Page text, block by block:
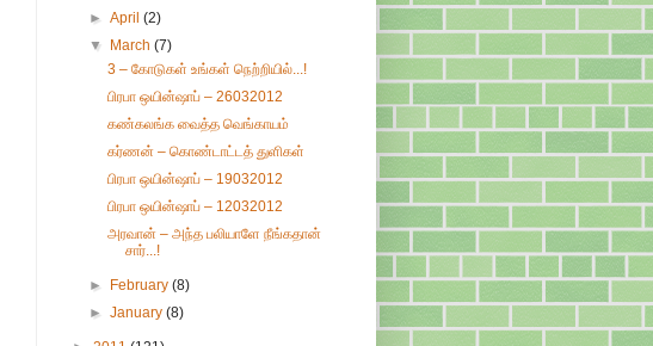
►April(2)
▼
March(7)
3 – கோடுகள் உங்கள் நெற்றியில்...!
பிரபா ஒயின்ஷாப் – 26032012
கண்கலங்க வைத்த வெங்காயம்
கர்ணன் – கொண்டாட்டத் துளிகள்
பிரபா ஒயின்ஷாப் – 19032012
பிரபா ஒயின்ஷாப் – 12032012
அரவான் – அந்த பலியாளே நீங்கதான்
சார்...!
► February(8)
►January(8)